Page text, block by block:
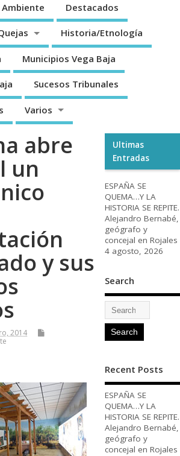
Destacados
Historia/Etnología
Municipios Vega Baja
Sucesos Tribunales
Varios
abre
un
y sus
2014
Ultimas
Entradas
ESPAÑA SE
QUEMA…Y LA
HISTORIA SE REPITE.
Alejandro Bernabé,
geógrafo y
concejal en Rojales
4 agosto, 2026
Search
Recent Posts
ESPAÑA SE
QUEMA…Y LA
HISTORIA SE REPITE.
Alejandro Bernabé,
geógrafo y
concejal en Rojales